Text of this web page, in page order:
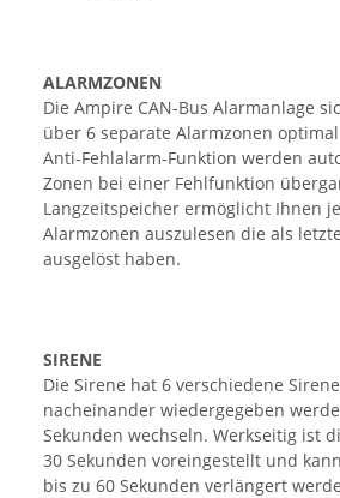
ALARMZONEN
Die Ampire CAN-Bus Alarmanlage
über 6 separate Alarmzonen
Anti-Fehlalarm-Funktion werden
Zonen bei einer Fehlfunktion
Langzeitspeicher ermöglicht Ihnen
Alarmzonen auszulesen die als
ausgelöst haben.
SIRENE
Die Sirene hat 6 verschiedene
nacheinander wiedergegeben
Sekunden wechseln. Werkseitig ist
30 Sekunden voreingestellt und
bis zu 60 Sekunden verlängert